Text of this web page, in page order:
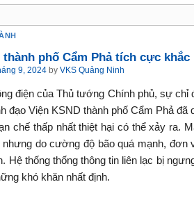
thành phố Cẩm Phả tích cực
9, 2024 by VKS Quảng Ninh
điện của Thủ tướng Chính phủ, sự chỉ
đạo Viện KSND thành phố Cẩm Phả
chế thấp nhất thiệt hại có thể xảy ra.
do cường độ bão quá mạnh, đơn
Hệ thống thống thông tin liên lạc bị
khó khăn nhất định.